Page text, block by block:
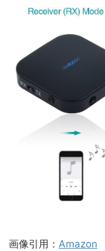
画像引用： Amazon